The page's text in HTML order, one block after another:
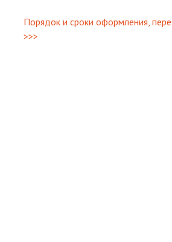
Порядок и сроки оформления,
>>>